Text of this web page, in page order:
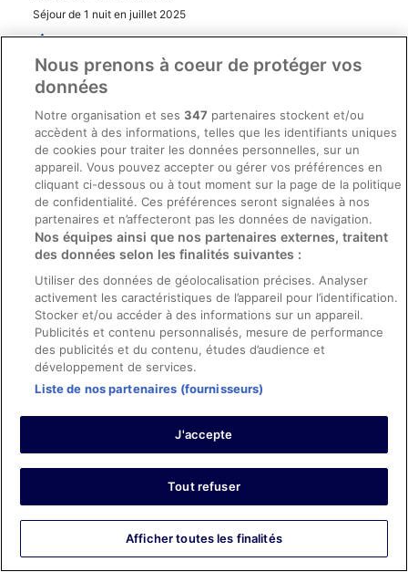
Séjour de 1 nuit en juillet 2025
0
Avis vérifié
8/10 Bien
Jochen
10 juil. 2025
Les points forts : Propreté, personnel et service, infrastructures
et conditions de l’hébergement
Traduire avec Google
Schöne Zimmerausstattung, sehr ruhige Umgebung und
tolle Aussicht
Séjour de 1 nuit en mai 2025
0
Avis vérifié
8/10 Bien
19 juin 2025
et conditions de l’hébergement et confort de la chambre
Hienolla paikalla toimiva hotelli
Hotelli oli kohtalaisen korkealla vuoristossa viihtyisässä
paikassa. Etenkin hotellin ravintolan terassi oli upea!
Nous prenons à coeur de protéger vos
données
Notre organisation et ses347 partenaires stockent et/ou
accèdent à des informations, telles que les identifiants uniques
de cookies pour traiter les données personnelles, sur un
appareil. Vous pouvez accepter ou gérer vos préférences en
cliquant ci-dessous ou à tout moment sur la page de la politique
de confidentialité. Ces préférences seront signalées à nos
partenaires et n’affecteront pas les données de navigation.
Nos équipes ainsi que nos partenaires externes, traitent
des données selon les finalités suivantes :
Utiliser des données de géolocalisation précises. Analyser
activement les caractéristiques de l’appareil pour l’identification.
Stocker et/ou accéder à des informations sur un appareil.
Publicités et contenu personnalisés, mesure de performance
des publicités et du contenu, études d’audience et
développement de services.
Liste de nos partenaires (fournisseurs)
J'accepte
Tout refuser
Afficher toutes les finalités